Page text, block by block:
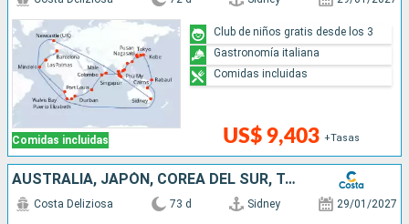
Comidas incluidas US$ 9,403 +Tasas
Club de niños gratis desde los 3
Gastronomía italiana
Comidas incluidas
AUSTRALIA, JAPÓN, COREA DEL SUR, TAIWÁN, CHINA, VIETNAM, SINGAPUR, MALASIA, SRI LANKA, MALDIVAS, MAURICIO, SUDÁFRICA, NAMIBIA, CABO VERDE, CANARIAS
Costa Deliziosa 73 d Sidney 29/01/2027